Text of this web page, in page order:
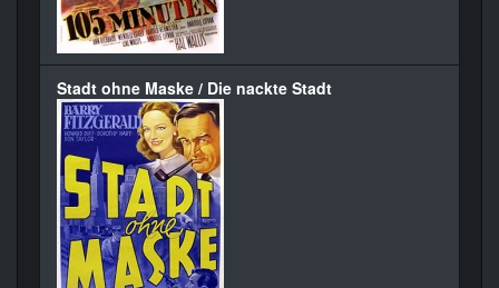
Stadt ohne Maske / Die nackte Stadt